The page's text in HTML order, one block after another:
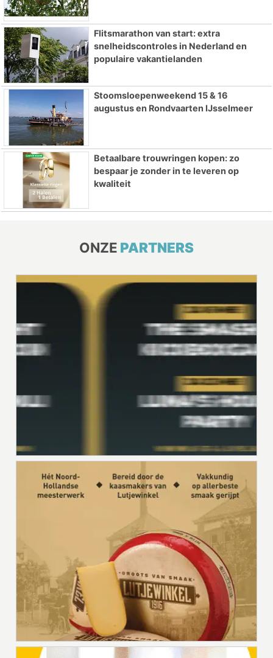
Flitsmarathon van start: extra
snelheidscontroles in Nederland en
populaire vakantielanden
Stoomsloepenweekend 15 & 16
augustus en Rondvaarten IJsselmeer
Betaalbare trouwringen kopen: zo
bespaar je zonder in te leveren op
kwaliteit
ONZE PARTNERS